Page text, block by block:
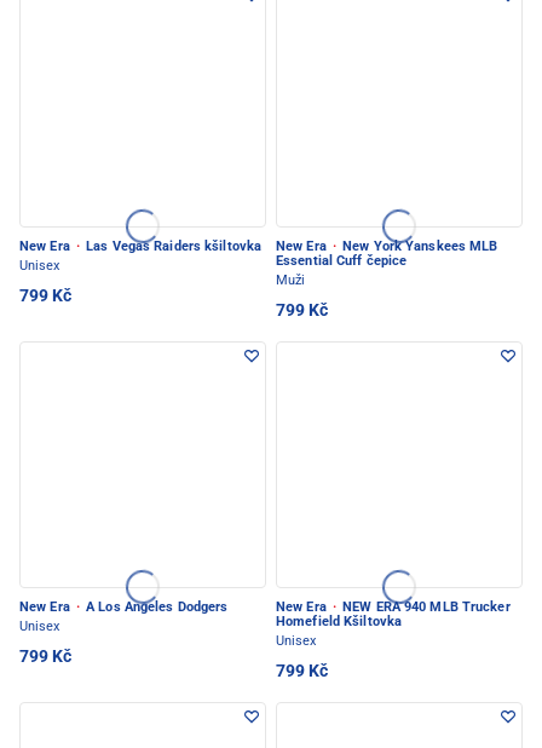
New Era · Las Vegas Raiders kšiltovka
Unisex
799 Kč
New Era · New York Yanskees MLB
Essential Cuff čepice
Muži
799 Kč
New Era · A Los Angeles Dodgers
Unisex
799 Kč
New Era · NEW ERA 940 MLB Trucker
Homefield Kšiltovka
Unisex
799 Kč